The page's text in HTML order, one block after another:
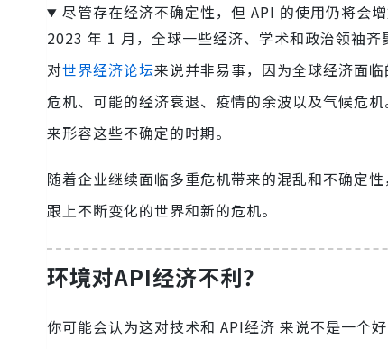
尽管存在经济不确定性，但 API 的使用仍将会
2023 年 1 月，全球一些经济、学术和政治领袖
对世界经济论坛来说并非易事，因为全球经济面
危机、可能的经济衰退、疫情的余波以及气候危
来形容这些不确定的时期。
随着企业继续面临多重危机带来的混乱和不确定
跟上不断变化的世界和新的危机。
环境对API经济不利？
你可能会认为这对技术和 API经济 来说不是一个